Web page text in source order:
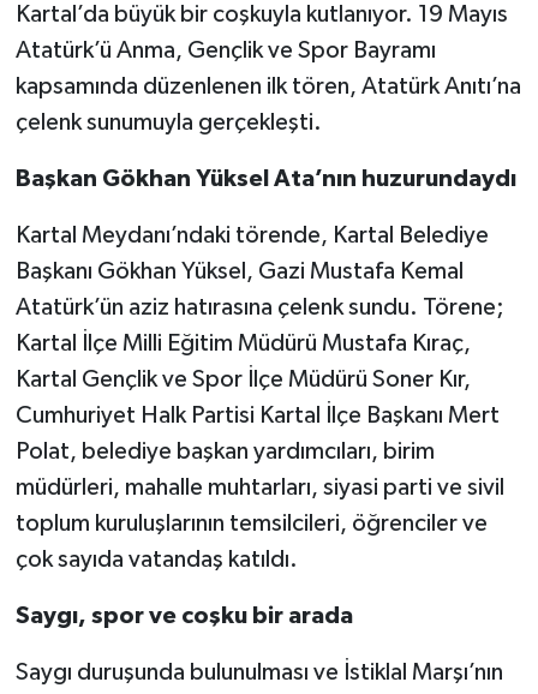
Kartal’da büyük bir coşkuyla kutlanıyor. 19 Mayıs
Atatürk’ü Anma, Gençlik ve Spor Bayramı
kapsamında düzenlenen ilk tören, Atatürk Anıtı’na
çelenk sunumuyla gerçekleşti.
Başkan Gökhan Yüksel Ata’nın huzurundaydı
Kartal Meydanı’ndaki törende, Kartal Belediye
Başkanı Gökhan Yüksel, Gazi Mustafa Kemal
Atatürk’ün aziz hatırasına çelenk sundu. Törene;
Kartal İlçe Milli Eğitim Müdürü Mustafa Kıraç,
Kartal Gençlik ve Spor İlçe Müdürü Soner Kır,
Cumhuriyet Halk Partisi Kartal İlçe Başkanı Mert
Polat, belediye başkan yardımcıları, birim
müdürleri, mahalle muhtarları, siyasi parti ve sivil
toplum kuruluşlarının temsilcileri, öğrenciler ve
çok sayıda vatandaş katıldı.
Saygı, spor ve coşku bir arada
Saygı duruşunda bulunulması ve İstiklal Marşı’nın